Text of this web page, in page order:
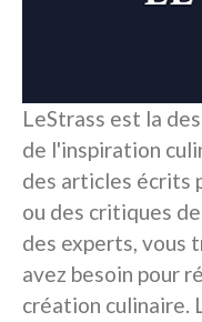
LeStrass est la
de l'inspiration
des articles écrits
ou des critiques
des experts, vous
avez besoin pour
création culinaire.